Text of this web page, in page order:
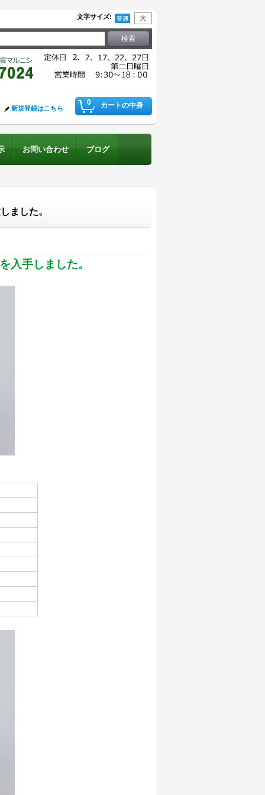
文字サイズ:
0 カートの中身
新規登録はこちら
お問い合わせ ブログ
ました。
手しました。